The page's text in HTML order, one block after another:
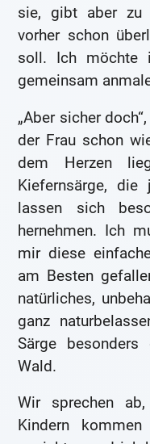
sie, gibt aber zu
vorher schon
soll. Ich möchte
gemeinsam
„Aber sicher
der Frau schon
dem Herzen
Kiefernsärge,
lassen sich
hernehmen. Ich
mir diese
am Besten
natürliches,
ganz
Särge
Wald.
Wir sprechen
Kindern